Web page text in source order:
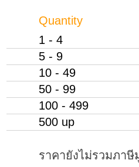
Quantity
1 - 4
5 - 9
10 - 49
50 - 99
100 - 499
500 up
ราคายังไม่รวมภาษี